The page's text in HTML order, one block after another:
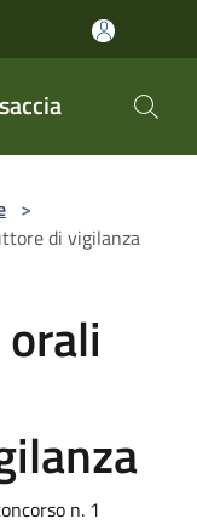
>
di vigilanza
n. 1